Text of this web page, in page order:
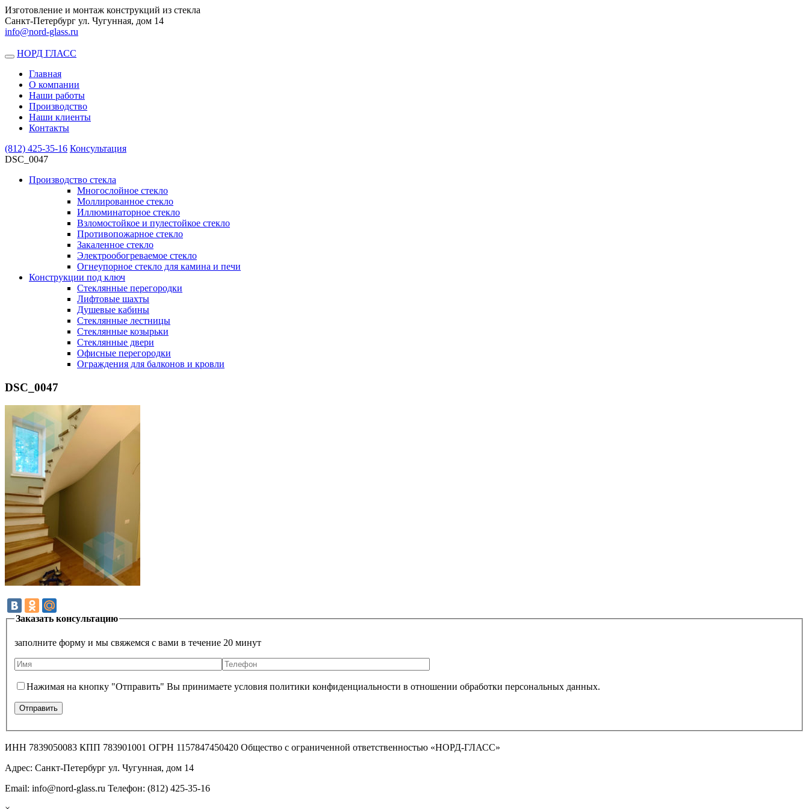
Изготовление и монтаж конструкций из стекла
Санкт-Петербург ул. Чугунная, дом 14
info@nord-glass.ru
Toggle
navigation
НОРД ГЛАСС
Главная
О компании
Наши работы
Производство
Наши клиенты
Контакты
(812) 425-35-16 Консультация
DSC_0047
Производство стекла
Многослойное стекло
Моллированное стекло
Иллюминаторное стекло
Взломостойкое и пулестойкое стекло
Противопожарное стекло
Закаленное стекло
Электрообогреваемое стекло
Огнеупорное стекло для камина и печи
Конструкции под ключ
Стеклянные перегородки
Лифтовые шахты
Душевые кабины
Cтеклянные лестницы
Cтеклянные козырьки
Cтеклянные двери
Офисные перегородки
Ограждения для балконов и кровли
DSC_0047
Заказать консультацию
заполните форму и мы свяжемся с вами в течение 20 минут
Нажимая на кнопку "Отправить" Вы принимаете условия политики конфиденциальности в отношении обработки персональных данных.
ИНН 7839050083 КПП 783901001 ОГРН 1157847450420 Общество с ограниченной ответственностью «НОРД-ГЛАСС»
Адрес: Санкт-Петербург ул. Чугунная, дом 14
Email: info@nord-glass.ru Телефон: (812) 425-35-16